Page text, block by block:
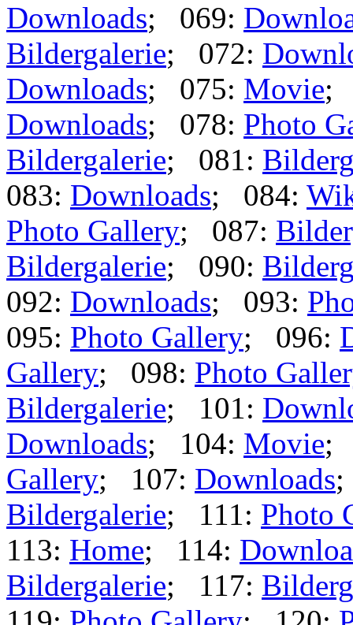
Downloads; 069:
Bildergalerie; 072:
Downloads; 075: Movie;
Downloads; 078: Photo
Bildergalerie; 081:
083: Downloads; 084:
Photo Gallery; 087:
Bildergalerie; 090:
092: Downloads; 093:
095: Photo Gallery; 096:
Gallery; 098: Photo
Bildergalerie; 101:
Downloads; 104: Movie;
Gallery; 107: Downloads
Bildergalerie; 111: Photo
113: Home; 114:
Bildergalerie; 117: